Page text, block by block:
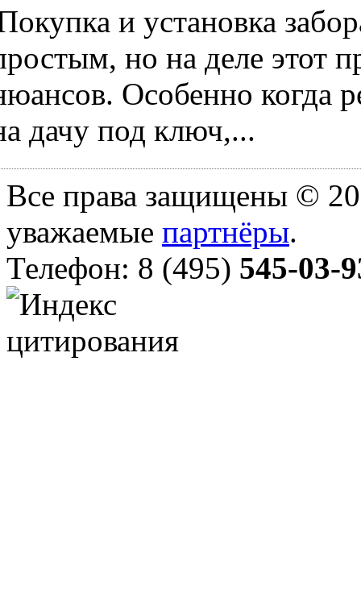
и установка
но на деле этот
Особенно когда
дачу под ключ,...
Все права защищены ©
уважаемые партнёры.
Телефон: 8 (495) 545-03-